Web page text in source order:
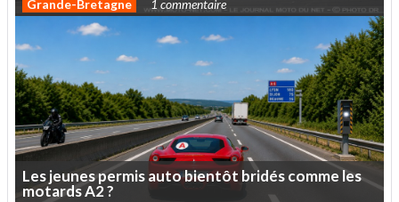
Grande-Bretagne 1 commentaire
Lesjeunespermisautobientôt bridéscommeles
motardsA2?